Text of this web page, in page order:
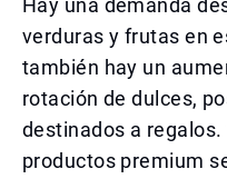
Hay una demanda
verduras y frutas en
también hay un
rotación de dulces,
destinados a
productos premium